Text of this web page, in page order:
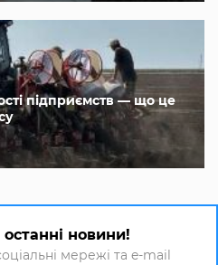
підприємств — що це
новини!
мережі та e-mail